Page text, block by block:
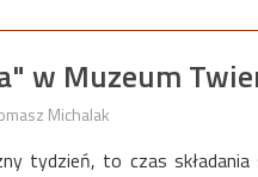
w Muzeum
Michalak
tydzień, to czas